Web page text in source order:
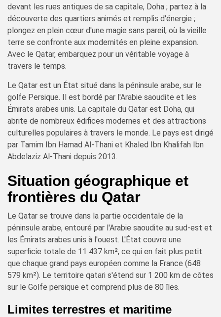
devant les rues antiques de sa capitale, Doha ; partez à la
découverte des quartiers animés et remplis d'énergie ;
plongez en plein cœur d'une magie sans pareil, où la vieille
terre se confronte aux modernités en pleine expansion.
Avec le Qatar, embarquez pour un véritable voyage à
travers le temps.
Le Qatar est un État situé dans la péninsule arabe, sur le
golfe Persique. Il est bordé par l'Arabie saoudite et les
Émirats arabes unis. La capitale du Qatar est Doha, qui
abrite de nombreux édifices modernes et des attractions
culturelles populaires à travers le monde. Le pays est dirigé
par Tamim Ibn Hamad Al-Thani et Khaled Ibn Khalifah Ibn
Abdelaziz Al-Thani depuis 2013.
Situation géographique et
frontières du Qatar
Le Qatar se trouve dans la partie occidentale de la
péninsule arabe, entouré par l'Arabie saoudite au sud-est et
les Émirats arabes unis à l'ouest. L'État couvre une
superficie totale de 11 437 km², ce qui en fait plus petit
que chaque grand pays européen comme la France (648
579 km²). Le territoire qatari s'étend sur 1 200 km de côtes
sur le Golfe persique et comprend plus de 80 îles.
Limites terrestres et maritime